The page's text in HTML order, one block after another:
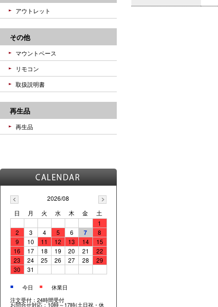
アウトレット
その他
マウントベース
リモコン
取扱説明書
再生品
再生品
2026/08
日
月 火 水 木 金
土
1
2
3 4 5 6 7
8
9
10 11 12 13 14
15
16
17 18 19 20 21
22
23
24 25 26 27 28
29
30
31
■ 今日 ■
休業日
注文受付：24時間受付
お問合せ対応：10時～17時(土日祝・休